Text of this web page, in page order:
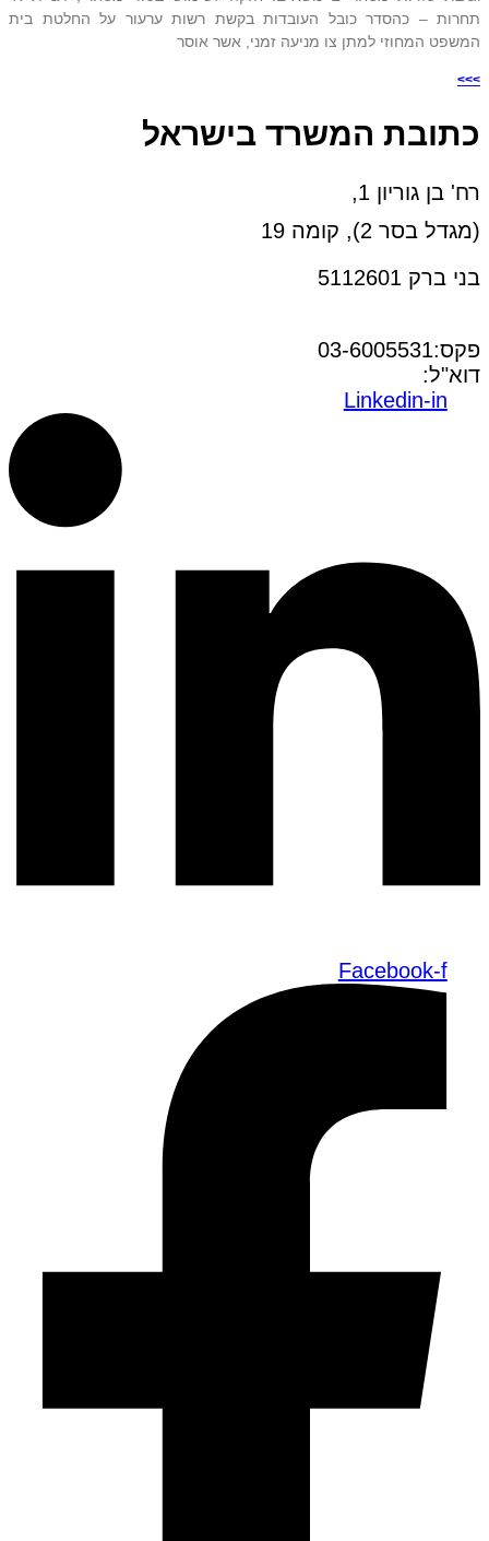
תחרות – כהסדר כובל העובדות בקשת רשות ערעור על החלטת בית
המשפט המחוזי למתן צו מניעה זמני, אשר אוסר
>>>
כתובת המשרד בישראל
רח' בן גוריון 1,
(מגדל בסר 2), קומה 19
בני ברק 5112601
פקס:03-6005531
דוא"ל:
Linkedin-in
Facebook-f